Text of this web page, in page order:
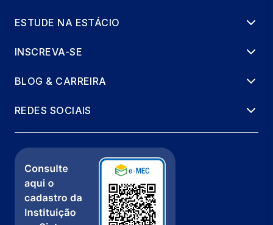
ESTUDE NA ESTÁCIO
INSCREVA-SE
BLOG & CARREIRA
REDES SOCIAIS